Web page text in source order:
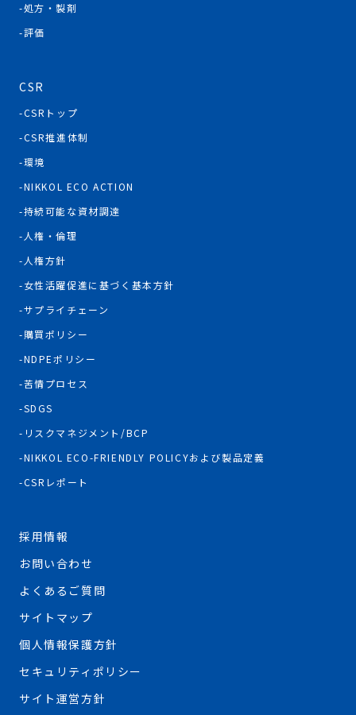
処方・製剤
評価
CSR
CSRトップ
CSR推進体制
環境
NIKKOL ECO ACTION
持続可能な資材調達
人権・倫理
人権方針
女性活躍促進に基づく基本方針
サプライチェーン
購買ポリシー
NDPEポリシー
苦情プロセス
SDGS
リスクマネジメント/BCP
NIKKOL ECO-FRIENDLY POLICYおよび製品定義
CSRレポート
採用情報
お問い合わせ
よくあるご質問
サイトマップ
個人情報保護方針
セキュリティポリシー
サイト運営方針